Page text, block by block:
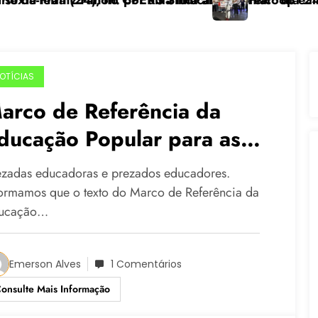
de Referência da
Popular para as
Públicas
educadoras e prezados educadores.
que o texto do Marco de Referência da
Emerson Alves
1 Comentários
Mais Informação